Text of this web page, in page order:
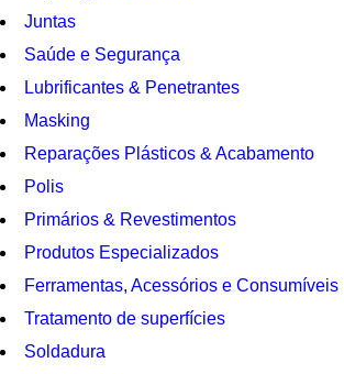
Juntas
Saúde e Segurança
Lubrificantes & Penetrantes
Masking
Reparações Plásticos & Acabamento
Polis
Primários & Revestimentos
Produtos Especializados
Ferramentas, Acessórios e Consumíveis
Tratamento de superfícies
Soldadura